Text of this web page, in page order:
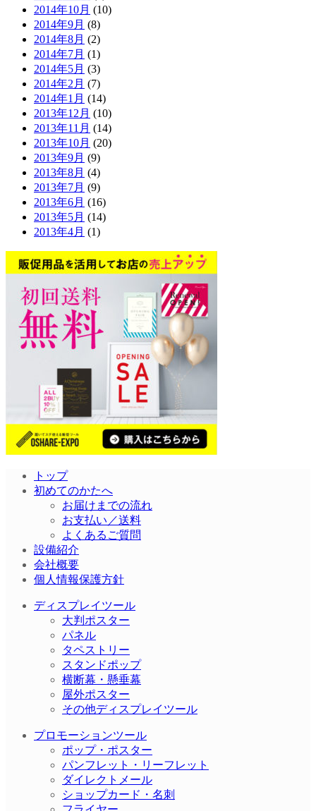
2014年10月 (10)
2014年9月 (8)
2014年8月 (2)
2014年7月 (1)
2014年5月 (3)
2014年2月 (7)
2014年1月 (14)
2013年12月 (10)
2013年11月 (14)
2013年10月 (20)
2013年9月 (9)
2013年8月 (4)
2013年7月 (9)
2013年6月 (16)
2013年5月 (14)
2013年4月 (1)
トップ
初めてのかたへ
お届けまでの流れ
お支払い／送料
よくあるご質問
設備紹介
会社概要
個人情報保護方針
ディスプレイツール
大判ポスター
パネル
タペストリー
スタンドポップ
横断幕・懸垂幕
屋外ポスター
その他ディスプレイツール
プロモーションツール
ポップ・ポスター
パンフレット・リーフレット
ダイレクトメール
ショップカード・名刺